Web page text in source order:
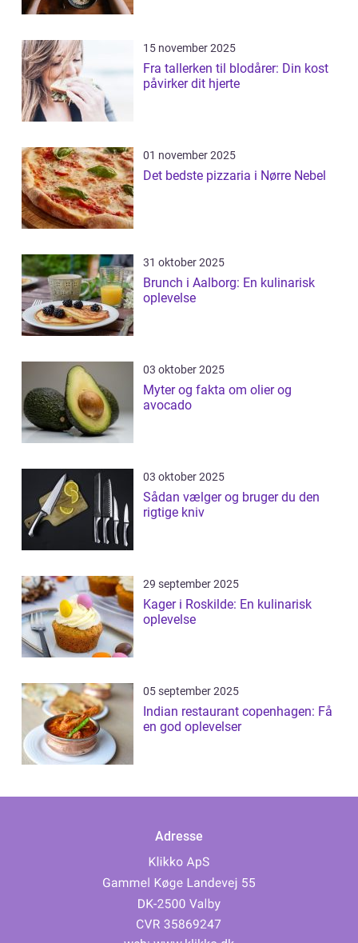
15 november 2025
Fra tallerken til blodårer: Din kost
påvirker dit hjerte
01 november 2025
Det bedste pizzaria i Nørre Nebel
31 oktober 2025
Brunch i Aalborg: En kulinarisk
oplevelse
03 oktober 2025
Myter og fakta om olier og
avocado
03 oktober 2025
Sådan vælger og bruger du den
rigtige kniv
29 september 2025
Kager i Roskilde: En kulinarisk
oplevelse
05 september 2025
Indian restaurant copenhagen: Få
en god oplevelser
Adresse